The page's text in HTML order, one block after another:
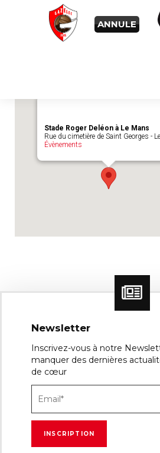
ANNULE
Emplacement du match :
Deléon à Le Mans
Stade Roger Deléon à Le Mans
Rue du cimetière de Saint Georges -
Évènements
Newsletter
Inscrivez-vous à notre
manquer des dernières
de cœur